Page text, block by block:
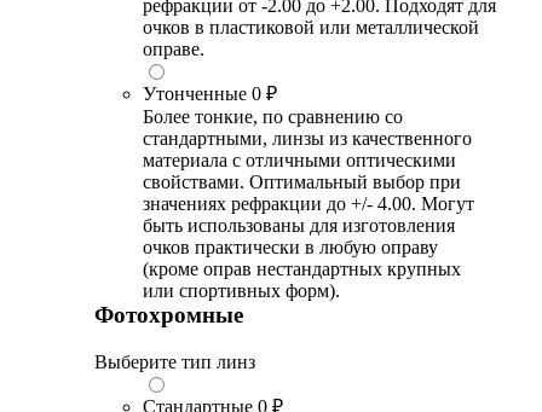
рефракции от -2.00 до +2.00. Подходят для
очков в пластиковой или металлической
оправе.
Утонченные 0 ₽
Более тонкие, по сравнению со
стандартными, линзы из качественного
материала с отличными оптическими
свойствами. Оптимальный выбор при
значениях рефракции до +/- 4.00. Могут
быть использованы для изготовления
очков практически в любую оправу
(кроме оправ нестандартных крупных
или спортивных форм).
Фотохромные
Выберите тип линз
Стандартные 0 ₽